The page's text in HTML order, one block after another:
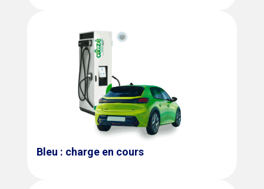
Bleu : charge en cours